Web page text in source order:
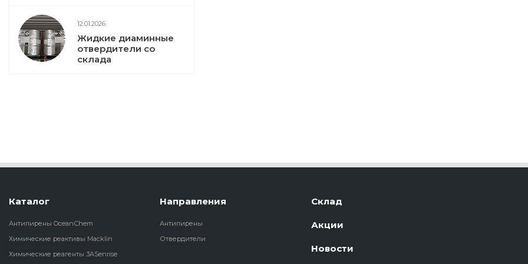
12.01.2026
Жидкие диаминные
отвердители со
склада
Каталог
Антипирены OceanСhem
Химические реактивы Macklin
Химические реагенты 3ASenrise
Направления
Антипирены
Отвердители
Склад
Акции
Новости